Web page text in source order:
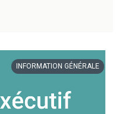
INFORMATION GÉNÉRALE